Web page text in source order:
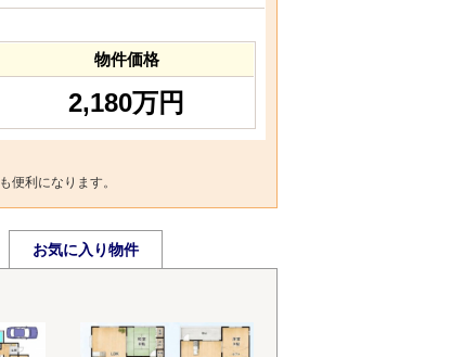
物件価格
2,180万円
便利になります。
お気に入り物件